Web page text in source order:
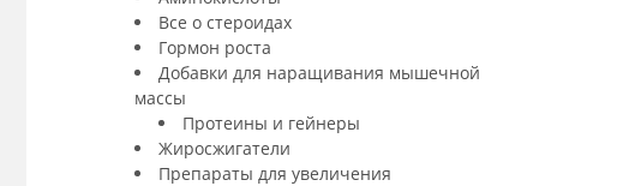
Все о стероидах
Гормон роста
Добавки для наращивания мышечной
массы
Протеины и гейнеры
Жиросжигатели
Препараты для увеличения